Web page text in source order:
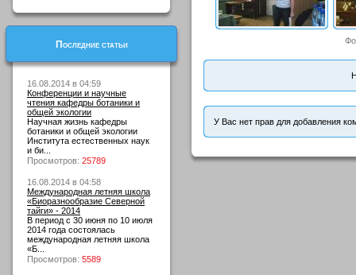
Последние статьи
16.08.2014 в 04:59
Конференции и научные
чтения кафедры ботаники и
общей экологии
Научная жизнь кафедры
ботаники и общей экологии
Института естественных наук
и би...
Просмотров: 25789
16.08.2014 в 04:58
Международная летняя школа
«Биоразнообразие Северной
тайги» - 2014
В период с 30 июня по 10 июля
2014 года состоялась
международная летняя школа
«Б...
Просмотров: 5589
У Вас нет прав для добавления